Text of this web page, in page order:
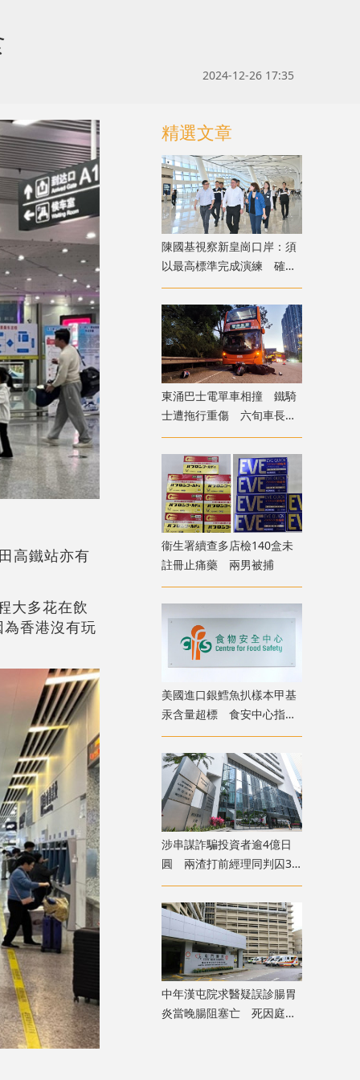
2024-12-26 17:35
高鐵站亦有
大多花在飲
香港沒有玩
精選文章
陳國基視察新皇崗口岸：須
以最高標準完成演練 確保
通關萬無一失
東涌巴士電單車相撞 鐵騎
士遭拖行重傷 六旬車長涉
危駕被捕
衞生署續查多店檢140盒未
註冊止痛藥 兩男被捕
美國進口銀鱈魚扒樣本甲基
汞含量超標 食安中心指令
下架
涉串謀詐騙投資者逾4億日
圓 兩渣打前經理同判囚3
年
中年漢屯院求醫疑誤診腸胃
炎當晚腸阻塞亡 死因庭展